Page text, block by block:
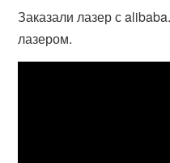
Заказали лазер с
лазером.